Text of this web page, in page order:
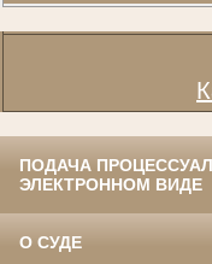
ПОДАЧА
ЭЛЕКТРОННОМ ВИДЕ
О СУДЕ